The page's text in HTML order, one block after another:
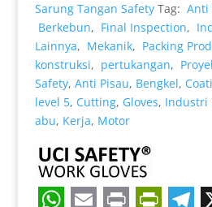
Tangan
Hand
Gloves
Anti
Licin
Sarung Tangan Safety Tag: Anti
Berkebun, Final Inspection,
Lainnya, Mekanik, Packing
konstruksi, pertukangan,
Safety, Anti Pisau, Bengkel,
level 5, Cutting, Gloves, Industri
abu, Kerja, Motor